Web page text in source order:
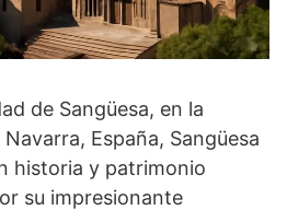
de Sangüesa, en la
España, Sangüesa
historia y patrimonio
su impresionante